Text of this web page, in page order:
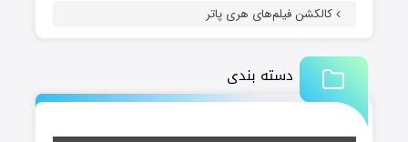
کالکشن فیلم‌های هری پاتر
دسته بندی